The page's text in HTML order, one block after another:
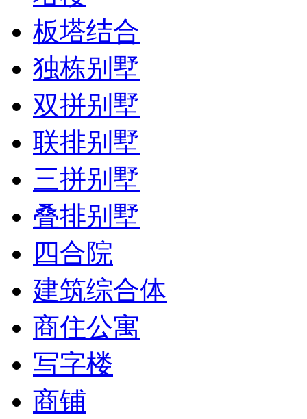
板塔结合
独栋别墅
双拼别墅
联排别墅
三拼别墅
叠排别墅
四合院
建筑综合体
商住公寓
写字楼
商铺